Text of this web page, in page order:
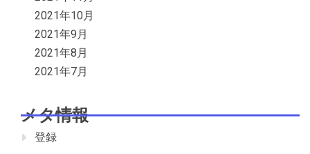
2021年10月
2021年9月
2021年8月
2021年7月
メタ情報
登録